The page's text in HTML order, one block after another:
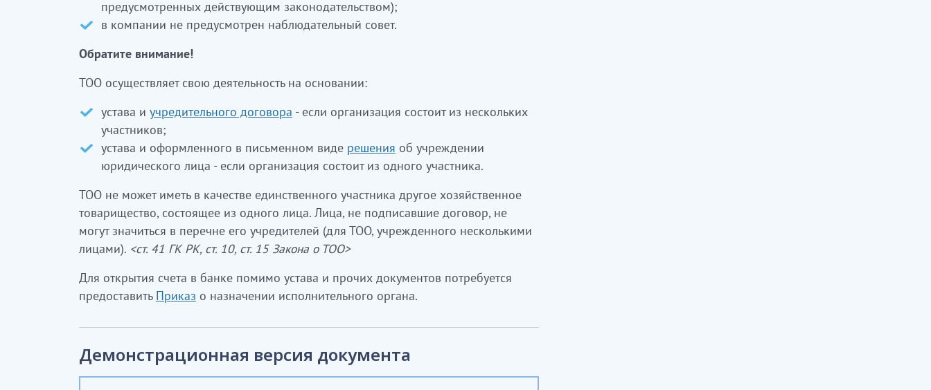
предусмотренных действующим законодательством);
в компании не предусмотрен наблюдательный совет.
Обратите внимание!
ТОО осуществляет свою деятельность на основании:
устава и учредительного договора - если организация состоит из нескольких
участников;
устава и оформленного в письменном виде решения об учреждении
юридического лица - если организация состоит из одного участника.
ТОО не может иметь в качестве единственного участника другое хозяйственное
товарищество, состоящее из одного лица. Лица, не подписавшие договор, не
могут значиться в перечне его учредителей (для ТОО, учрежденного несколькими
лицами). <ст. 41 ГК РК, ст. 10, ст. 15 Закона о ТОО>
Для открытия счета в банке помимо устава и прочих документов потребуется
предоставить Приказ о назначении исполнительного органа.
Демонстрационная версия документа